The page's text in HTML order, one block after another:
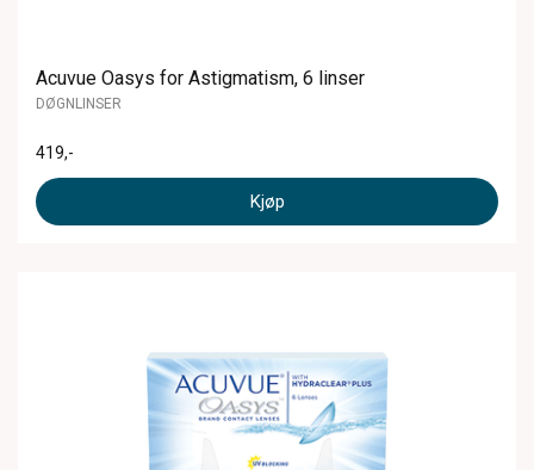
Acuvue Oasys for Astigmatism, 6 linser
DØGNLINSER
419,-
Kjøp